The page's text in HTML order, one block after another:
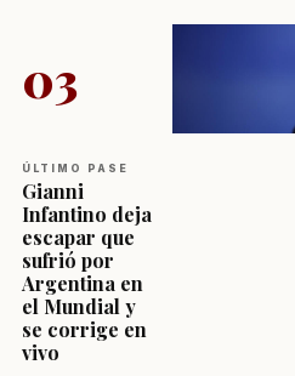
03
ÚLTIMO PASE
Gianni
Infantino deja
escapar que
sufrió por
Argentina en
el Mundial y
se corrige en
vivo